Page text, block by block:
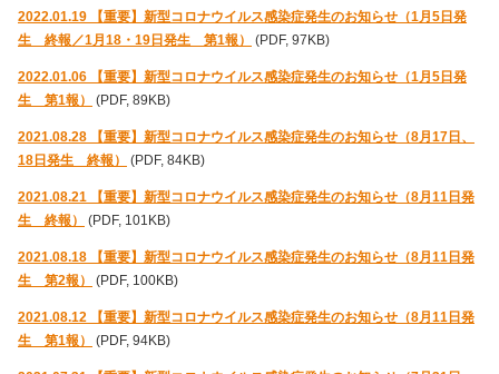
2022.01.19 【重要】新型コロナウイルス感染症発生のお知らせ（1月5日発
生 終報／1月18・19日発生 第1報）
(PDF, 97KB)
2022.01.06 【重要】新型コロナウイルス感染症発生のお知らせ（1月5日発
生 第1報）
(PDF, 89KB)
2021.08.28 【重要】新型コロナウイルス感染症発生のお知らせ（8月17日、
18日発生 終報）
(PDF, 84KB)
2021.08.21 【重要】新型コロナウイルス感染症発生のお知らせ（8月11日発
生 終報）
(PDF, 101KB)
2021.08.18 【重要】新型コロナウイルス感染症発生のお知らせ（8月11日発
生 第2報）
(PDF, 100KB)
2021.08.12 【重要】新型コロナウイルス感染症発生のお知らせ（8月11日発
生 第1報）
(PDF, 94KB)